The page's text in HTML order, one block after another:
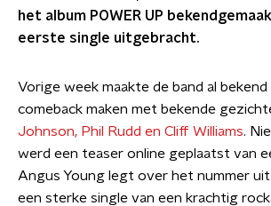
het album POWER UP
eerste single uitgebracht.
Vorige week maakte de band al
comeback maken met bekende
Johnson, Phil Rudd en Cliff Williams.
werd een teaser online geplaatst van
Angus Young legt over het nummer
een sterke single van een krachtig